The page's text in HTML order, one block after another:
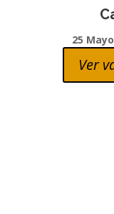
25
Ver